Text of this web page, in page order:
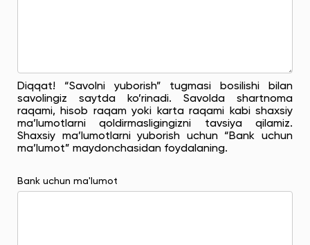
Diqqat! “Savolni yuborish” tugmasi bosilishi bilan
savolingiz saytda ko’rinadi. Savolda shartnoma
raqami, hisob raqam yoki karta raqami kabi shaxsiy
ma’lumotlarni qoldirmasligingizni tavsiya qilamiz.
Shaxsiy ma’lumotlarni yuborish uchun “Bank uchun
ma’lumot” maydonchasidan foydalaning.
Bank uchun ma'lumot